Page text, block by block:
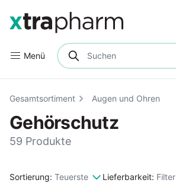
Menü
Gesamtsortiment Augen und Ohren
Gehörschutz
59 Produkte
Sortierung: Teuerste Lieferbarkeit: Filter